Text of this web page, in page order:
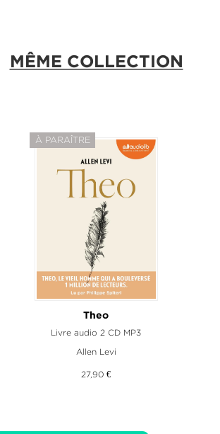
MÊME COLLECTION
À PARAÎTRE
Theo
Livre audio 2 CD MP3
Allen Levi
27,90 €
Louve de France - Les Rois maudits, tome 5
Livre audio 1 CD MP3
Maurice Druon
23,90 €